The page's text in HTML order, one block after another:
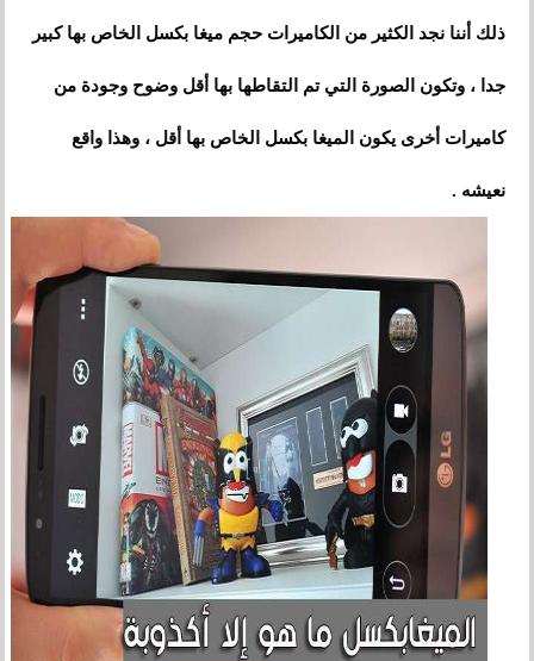
ذلك أننا نجد الكثير من الكاميرات حجم ميغا بكسل الخاص بها كبير
جدا ، وتكون الصورة التي تم التقاطها بها أقل وضوح وجودة من
كاميرات أخرى يكون الميغا بكسل الخاص بها أقل ، وهذا واقع
نعيشه .